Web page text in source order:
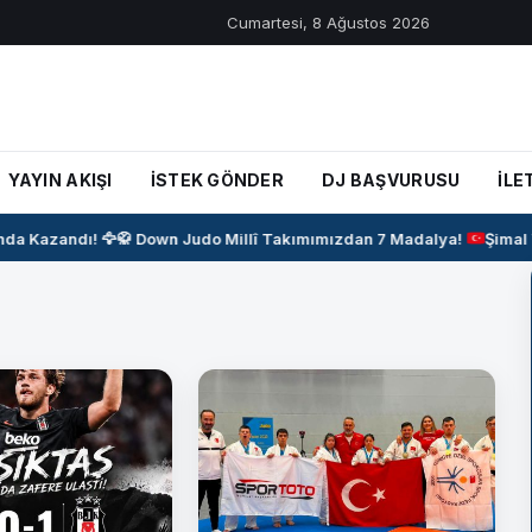
Cumartesi, 8 Ağustos 2026
YAYIN AKIŞI İSTEK GÖNDER DJ BAŞVURUSU
Kazandı! 🦅🥋Down Judo Millî Takımımızdan 7 Madalya! Şimal